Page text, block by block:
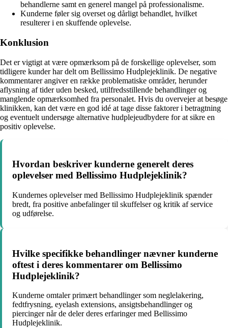
behandlerne samt en generel mangel på professionalisme.
Kunderne føler sig overset og dårligt behandlet, hvilket
resulterer i en skuffende oplevelse.
Konklusion
Det er vigtigt at være opmærksom på de forskellige oplevelser, som
tidligere kunder har delt om Bellissimo Hudplejeklinik. De negative
kommentarer angiver en række problematiske områder, herunder
aflysning af tider uden besked, utilfredsstillende behandlinger og
manglende opmærksomhed fra personalet. Hvis du overvejer at besøge
klinikken, kan det være en god idé at tage disse faktorer i betragtning
og eventuelt undersøge alternative hudplejeudbydere for at sikre en
positiv oplevelse.
Hvordan beskriver kunderne generelt deres
oplevelser med Bellissimo Hudplejeklinik?
Kundernes oplevelser med Bellissimo Hudplejeklinik spænder
bredt, fra positive anbefalinger til skuffelser og kritik af service
og udførelse.
Hvilke specifikke behandlinger nævner kunderne
oftest i deres kommentarer om Bellissimo
Hudplejeklinik?
Kunderne omtaler primært behandlinger som neglelakering,
fedtfrysning, eyelash extensions, ansigtsbehandlinger og
piercinger når de deler deres erfaringer med Bellissimo
Hudplejeklinik.